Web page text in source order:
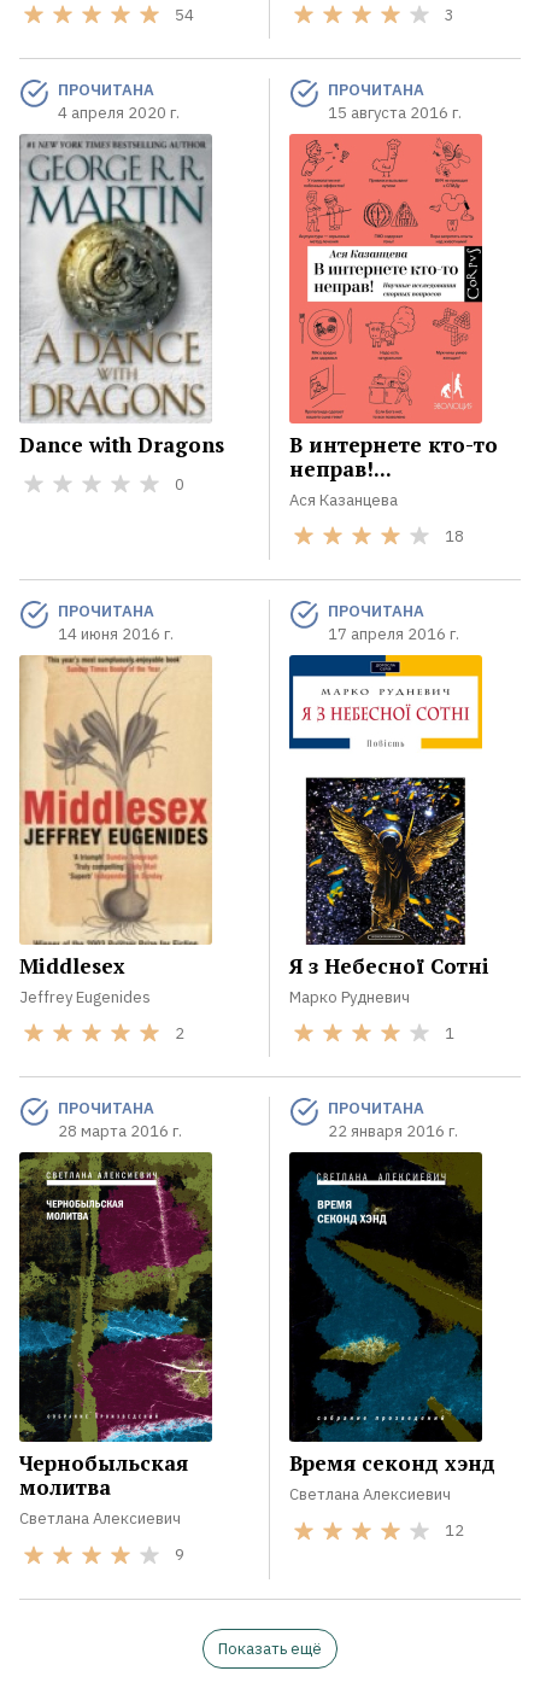
54
3
ПРОЧИТАНА
4 апреля 2020 г.
Dance with Dragons
0
ПРОЧИТАНА
15 августа 2016 г.
В интернете кто-то
неправ!...
Ася Казанцева
18
ПРОЧИТАНА
14 июня 2016 г.
Middlesex
Jeffrey Eugenides
2
ПРОЧИТАНА
17 апреля 2016 г.
Я з Небесної Сотні
Марко Рудневич
1
ПРОЧИТАНА
28 марта 2016 г.
Чернобыльская
молитва
Светлана Алексиевич
9
ПРОЧИТАНА
22 января 2016 г.
Время секонд хэнд
Светлана Алексиевич
12
Показать ещё